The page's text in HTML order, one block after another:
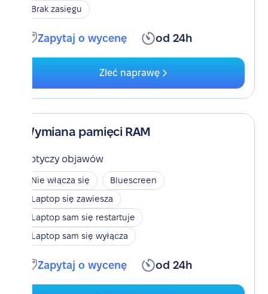
Brak zasięgu
Zapytaj o wycenę od 24h
Zleć naprawę
Wymiana pamięci RAM
Dotyczy objawów
Nie włącza się
Bluescreen
Laptop się zawiesza
Laptop sam się restartuje
Laptop sam się wyłącza
Zapytaj o wycenę od 24h